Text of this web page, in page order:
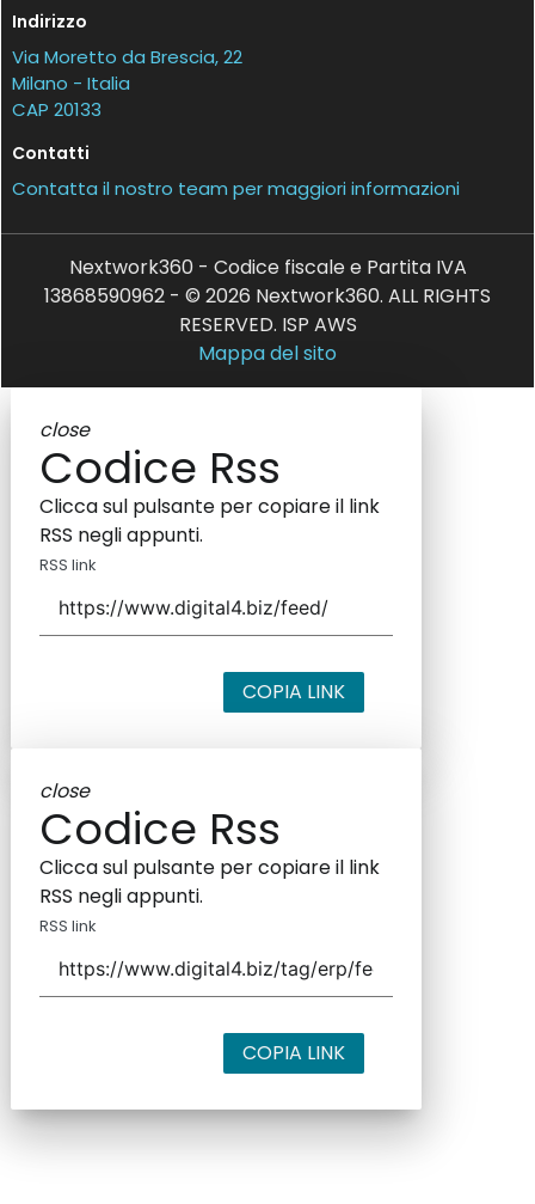
Indirizzo
Via Moretto da Brescia, 22
Milano - Italia
CAP 20133
Contatti
Contatta il nostro team per maggiori informazioni
Nextwork360 - Codice fiscale e Partita IVA
13868590962 - © 2026 Nextwork360. ALL RIGHTS
RESERVED. ISP AWS
Mappa del sito
close
Codice Rss
Clicca sul pulsante per copiare il link
RSS negli appunti.
RSS link
COPIA LINK
close
Codice Rss
Clicca sul pulsante per copiare il link
RSS negli appunti.
RSS link
COPIA LINK